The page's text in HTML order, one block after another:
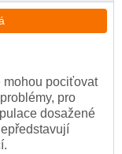
mohou pociťovat
pro
dosažené